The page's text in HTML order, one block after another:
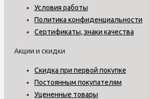
Условия работы
Политика конфиденциальности
Сертификаты, знаки качества
Акции и скидки
Скидка при первой покупке
Постоянным покупателям
Уцененные товары